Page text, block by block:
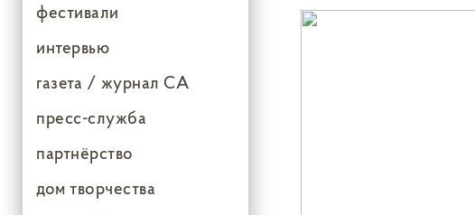
фестивали
интервью
газета / журнал СА
пресс-служба
партнёрство
дом творчества